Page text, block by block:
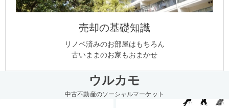
売却の基礎知識
リノベ済みのお部屋はもちろん
古いままのお家もおまかせ
ウルカモ
中古不動産のソーシャルマーケット